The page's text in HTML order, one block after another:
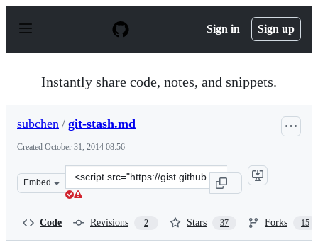
p
Sign in Sign up
Instantly share code, notes, and snippets.
subchen / git-stash.md
Created October 31, 2014 08:56
Embed
Clone
this
Code Revisions 2 Stars 37 Forks 15